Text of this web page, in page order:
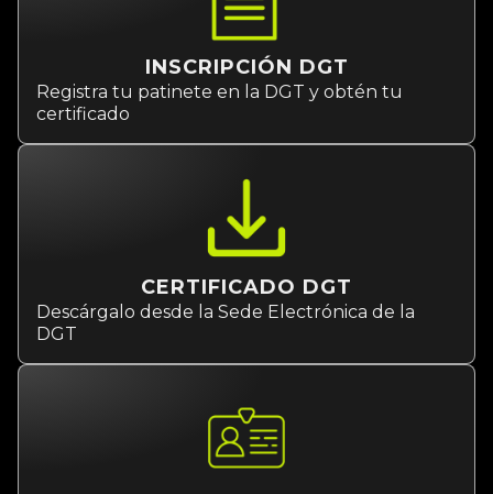
INSCRIPCIÓN DGT
Registra tu patinete en la DGT y obtén tu
certificado
CERTIFICADO DGT
Descárgalo desde la Sede Electrónica de la
DGT